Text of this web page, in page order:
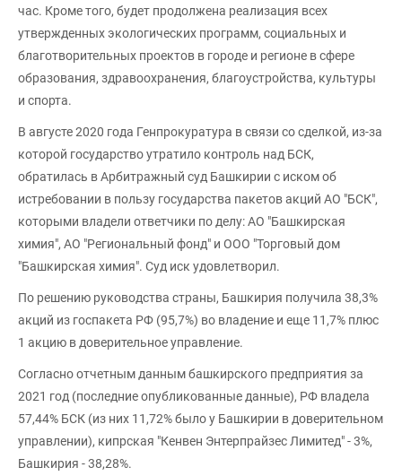
час. Кроме того, будет продолжена реализация всех
утвержденных экологических программ, социальных и
благотворительных проектов в городе и регионе в сфере
образования, здравоохранения, благоустройства, культуры
и спорта.
В августе 2020 года Генпрокуратура в связи со сделкой, из-за
которой государство утратило контроль над БСК,
обратилась в Арбитражный суд Башкирии с иском об
истребовании в пользу государства пакетов акций АО "БСК",
которыми владели ответчики по делу: АО "Башкирская
химия", АО "Региональный фонд" и ООО "Торговый дом
"Башкирская химия". Суд иск удовлетворил.
По решению руководства страны, Башкирия получила 38,3%
акций из госпакета РФ (95,7%) во владение и еще 11,7% плюс
1 акцию в доверительное управление.
Согласно отчетным данным башкирского предприятия за
2021 год (последние опубликованные данные), РФ владела
57,44% БСК (из них 11,72% было у Башкирии в доверительном
управлении), кипрская "Кенвен Энтерпрайзес Лимитед" - 3%,
Башкирия - 38,28%.